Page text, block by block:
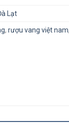
Lạt
, rượu vang việt nam,